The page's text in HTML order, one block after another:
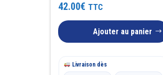
42.00€ TTC
Ajouter au panier
Livraison dès